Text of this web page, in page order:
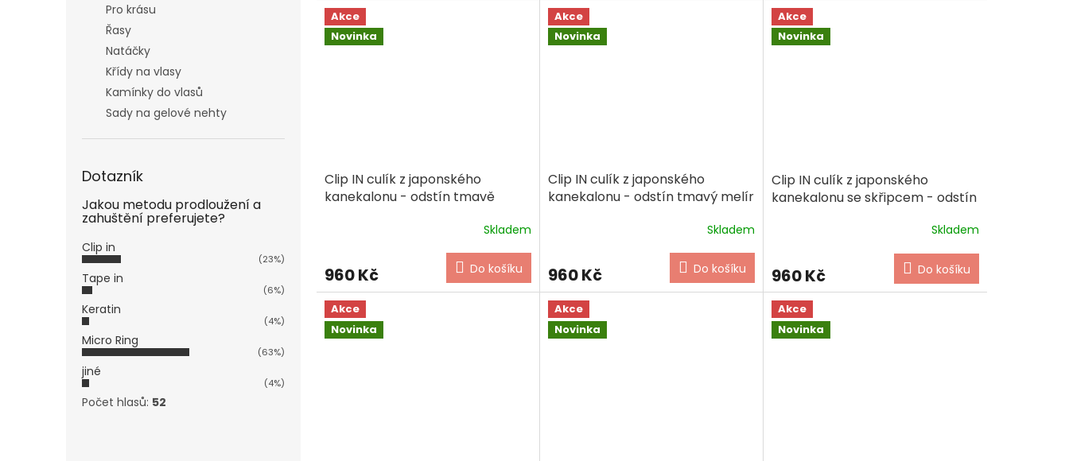
Pro krásu
Řasy
Natáčky
Křídy na vlasy
Kamínky do vlasů
Sady na gelové nehty
Dotazník
Jakou metodu prodloužení a
zahuštění preferujete?
Clip in
(23%)
Tape in
(6%)
Keratin
(4%)
Micro Ring
(63%)
jiné
(4%)
Počet hlasů: 52
Akce
Novinka
Clip IN culík z japonského
kanekalonu - odstín tmavě
Skladem
960 Kč Do košíku
Akce
Novinka
Clip IN culík z japonského
kanekalonu - odstín tmavý melír
Skladem
960 Kč Do košíku
Akce
Novinka
Clip IN culík z japonského
kanekalonu se skřipcem - odstín
Skladem
960 Kč Do košíku
Akce
Novinka
Akce
Novinka
Akce
Novinka